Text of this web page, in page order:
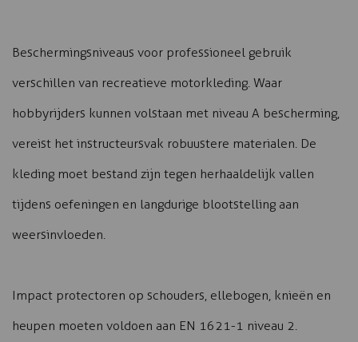
Beschermingsniveaus voor professioneel gebruik
verschillen van recreatieve motorkleding. Waar
hobbyrijders kunnen volstaan met niveau A bescherming,
vereist het instructeursvak robuustere materialen. De
kleding moet bestand zijn tegen herhaaldelijk vallen
tijdens oefeningen en langdurige blootstelling aan
weersinvloeden.
Impact protectoren op schouders, ellebogen, knieën en
heupen moeten voldoen aan EN 1621-1 niveau 2.